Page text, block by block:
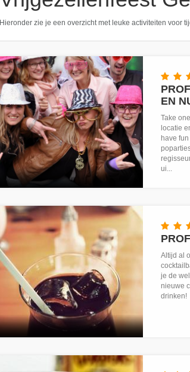
Hieronder zie je een overzicht met leuke activiteiten voor
EN
Take
locatie
have
ui...
Altijd al
je de
nieuwe
drinken!